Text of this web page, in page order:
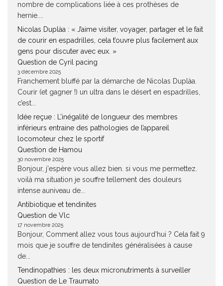
nombre de complications liée à ces prothèses de
hernie....
Nicolas Duplàa : « J’aime visiter, voyager, partager et le fait
de courir en espadrilles, cela t’ouvre plus facilement aux
gens pour discuter avec eux. »
Question de Cyril pacing
3 décembre 2025
Franchement bluffé par la démarche de Nicolas Duplàa.
Courir (et gagner !) un ultra dans le désert en espadrilles,
c’est...
Idée reçue : L’inégalité de longueur des membres
inférieurs entraine des pathologies de l’appareil
locomoteur chez le sportif
Question de Hamou
30 novembre 2025
Bonjour, j'espère vous allez bien. si vous me permettez.
voilà ma situation je souffre tellement des douleurs
intense auniveau de...
Antibiotique et tendinites
Question de Vlc
17 novembre 2025
Bonjour, Comment allez vous tous aujourd'hui ? Cela fait 9
mois que je souffre de tendinites généralisées à cause
de...
Tendinopathies : les deux micronutriments à surveiller
Question de Le Traumato